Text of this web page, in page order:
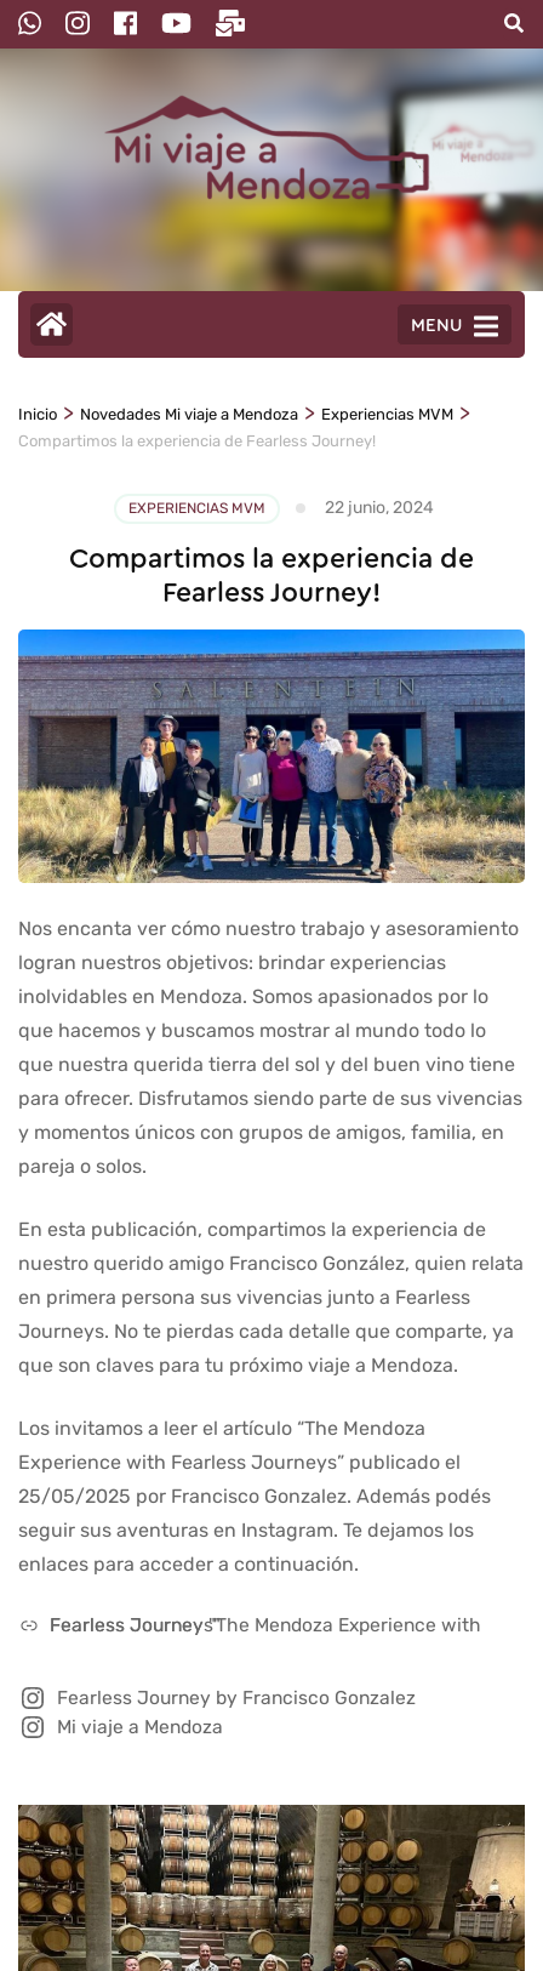
Saltar
al
MENU
Inicio > Novedades Mi viaje a Mendoza > Experiencias MVM >
Compartimos la experiencia de Fearless Journey!
EXPERIENCIAS MVM 22 junio, 2024
Compartimos la experiencia de
Fearless Journey!
Nos encanta ver cómo nuestro trabajo y asesoramiento
logran nuestros objetivos: brindar experiencias
inolvidables en Mendoza. Somos apasionados por lo
que hacemos y buscamos mostrar al mundo todo lo
que nuestra querida tierra del sol y del buen vino tiene
para ofrecer. Disfrutamos siendo parte de sus vivencias
y momentos únicos con grupos de amigos, familia, en
pareja o solos.
En esta publicación, compartimos la experiencia de
nuestro querido amigo Francisco González, quien relata
en primera persona sus vivencias junto a Fearless
Journeys. No te pierdas cada detalle que comparte, ya
que son claves para tu próximo viaje a Mendoza.
Los invitamos a leer el artículo “The Mendoza
Experience with Fearless Journeys” publicado el
25/05/2025 por Francisco Gonzalez. Además podés
seguir sus aventuras en Instagram. Te dejamos los
enlaces para acceder a continuación.
Fearless Journey "The Mendoza Experience with Fearless Journeys"
Fearless Journey by Francisco Gonzalez
Mi viaje a Mendoza